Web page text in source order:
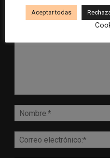
Aceptar todas